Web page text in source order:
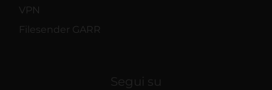
VPN
Filesender GARR
Segui su